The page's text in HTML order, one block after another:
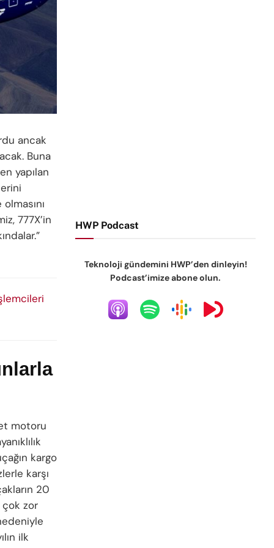
ancak
Buna
yapılan
777X’in
motoru
kargo
karşı
20
çok zor
ilk
HWP Podcast
Teknoloji gündemini HWP’den dinleyin!
Podcast’imize abone olun.